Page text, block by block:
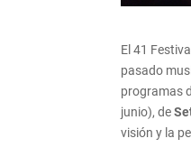
El 41
pasado
programas
junio), de
visión y la